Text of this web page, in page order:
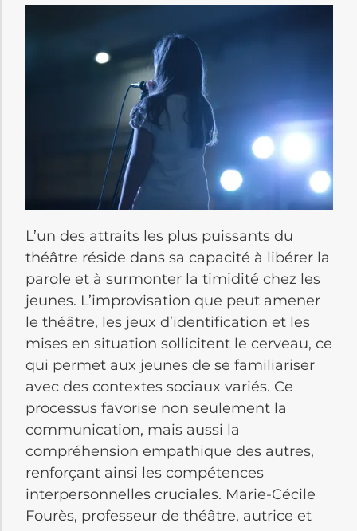
L’un des attraits les plus puissants du
théâtre réside dans sa capacité à libérer la
parole et à surmonter la timidité chez les
jeunes. L’improvisation que peut amener
le théâtre, les jeux d’identification et les
mises en situation sollicitent le cerveau, ce
qui permet aux jeunes de se familiariser
avec des contextes sociaux variés. Ce
processus favorise non seulement la
communication, mais aussi la
compréhension empathique des autres,
renforçant ainsi les compétences
interpersonnelles cruciales. Marie-Cécile
Fourès, professeur de théâtre, autrice et